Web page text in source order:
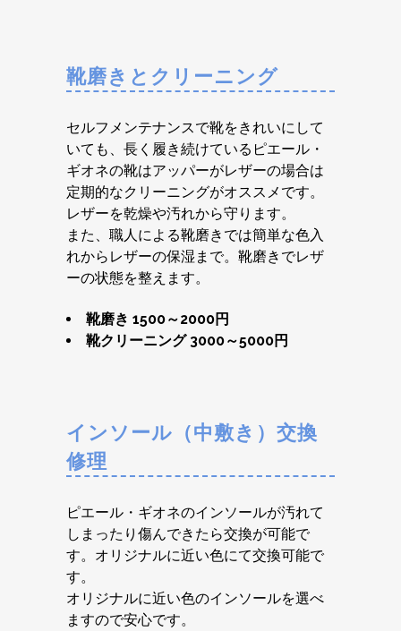
靴磨きとクリーニング
セルフメンテナンスで靴をきれいにして
いても、長く履き続けているピエール・
ギオネの靴はアッパーがレザーの場合は
定期的なクリーニングがオススメです。
レザーを乾燥や汚れから守ります。
また、職人による靴磨きでは簡単な色入
れからレザーの保湿まで。靴磨きでレザ
ーの状態を整えます。
靴磨き 1500～2000円
靴クリーニング 3000～5000円
インソール（中敷き）交換
修理
ピエール・ギオネのインソールが汚れて
しまったり傷んできたら交換が可能で
す。オリジナルに近い色にて交換可能で
す。
オリジナルに近い色のインソールを選べ
ますので安心です。